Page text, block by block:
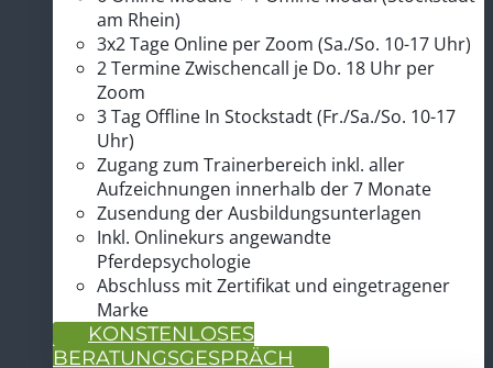
6 Online Module + 1 Offline Modul (Stockstadt
am Rhein)
3x2 Tage Online per Zoom (Sa./So. 10-17 Uhr)
2 Termine Zwischencall je Do. 18 Uhr per
Zoom
3 Tag Offline In Stockstadt (Fr./Sa./So. 10-17
Uhr)
Zugang zum Trainerbereich inkl. aller
Aufzeichnungen innerhalb der 7 Monate
Zusendung der Ausbildungsunterlagen
Inkl. Onlinekurs angewandte
Pferdepsychologie
Abschluss mit Zertifikat und eingetragener
Marke
KONSTENLOSES